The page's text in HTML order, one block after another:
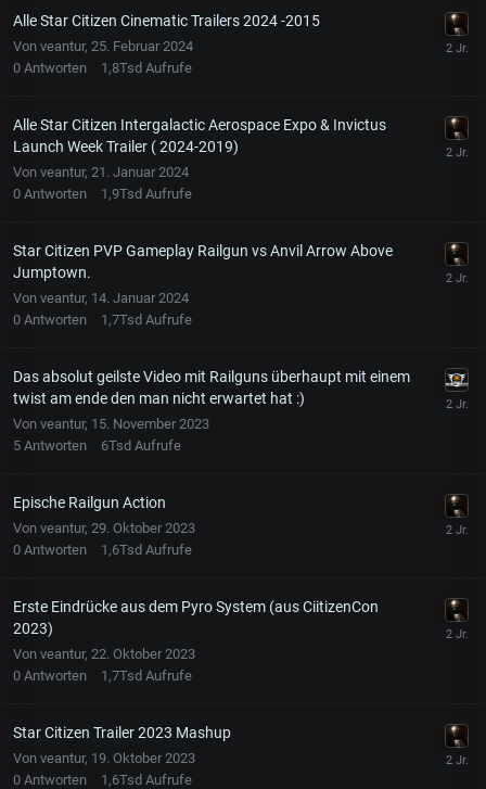
Alle Star Citizen Cinematic Trailers 2024 -2015
Von veantur, 25. Februar 2024
0 Antworten 1,8Tsd Aufrufe
Alle Star Citizen Intergalactic Aerospace Expo & Invictus
Launch Week Trailer ( 2024-2019)
Von veantur, 21. Januar 2024
0 Antworten 1,9Tsd Aufrufe
Star Citizen PVP Gameplay Railgun vs Anvil Arrow Above
Jumptown.
Von veantur, 14. Januar 2024
0 Antworten 1,7Tsd Aufrufe
Das absolut geilste Video mit Railguns überhaupt mit einem
twist am ende den man nicht erwartet hat :)
Von veantur, 15. November 2023
5 Antworten 6Tsd Aufrufe
Epische Railgun Action
Von veantur, 29. Oktober 2023
0 Antworten 1,6Tsd Aufrufe
Erste Eindrücke aus dem Pyro System (aus CiitizenCon
2023)
Von veantur, 22. Oktober 2023
0 Antworten 1,7Tsd Aufrufe
Star Citizen Trailer 2023 Mashup
Von veantur, 19. Oktober 2023
0 Antworten 1,6Tsd Aufrufe